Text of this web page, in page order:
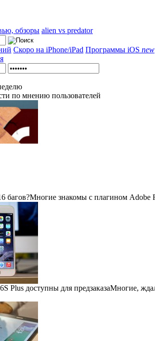
обзоры alien vs predator
Скоро на iPhone/iPad Программы iOS new
по мнению пользователей
багов?Многие знакомы с плагином Adobe
Plus доступны для предзаказаМногие,